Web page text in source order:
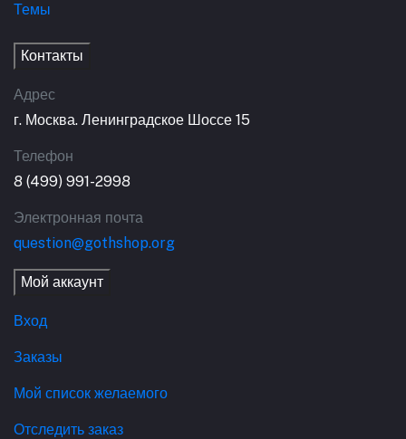
Темы
Контакты
Адрес
г. Москва. Ленинградское Шоссе 15
Телефон
8 (499) 991-2998
Электронная почта
question@gothshop.org
Мой аккаунт
Вход
Заказы
Мой список желаемого
Отследить заказ